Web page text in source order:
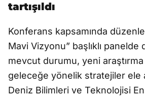
tartışıldı
Konferans kapsamında
Mavi Vizyonu” başlıklı
mevcut durumu, yeni araştırma
geleceğe yönelik stratejiler ele
Deniz Bilimleri ve Teknolojisi